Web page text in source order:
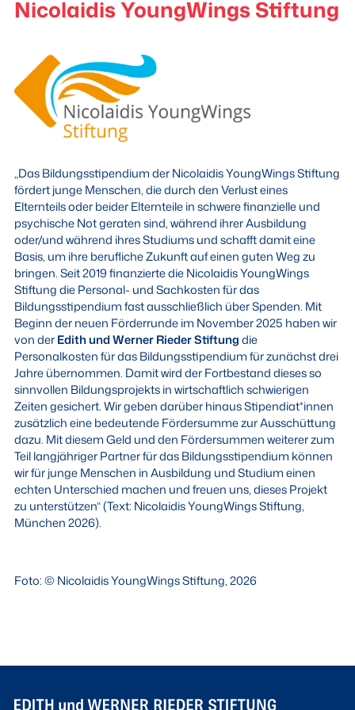
Nicolaidis YoungWings Stiftung
„Das Bildungsstipendium der Nicolaidis YoungWings Stiftung
fördert junge Menschen, die durch den Verlust eines
Elternteils oder beider Elternteile in schwere finanzielle und
psychische Not geraten sind, während ihrer Ausbildung
oder/und während ihres Studiums und schafft damit eine
Basis, um ihre berufliche Zukunft auf einen guten Weg zu
bringen. Seit 2019 finanzierte die Nicolaidis YoungWings
Stiftung die Personal- und Sachkosten für das
Bildungsstipendium fast ausschließlich über Spenden. Mit
Beginn der neuen Förderrunde im November 2025 haben wir
von derEdith und Werner Rieder Stiftungdie
Personalkosten für das Bildungsstipendium für zunächst drei
Jahre übernommen. Damit wird der Fortbestand dieses so
sinnvollen Bildungsprojekts in wirtschaftlich schwierigen
Zeiten gesichert. Wir geben darüber hinaus Stipendiat*innen
zusätzlich eine bedeutende Fördersumme zur Ausschüttung
dazu. Mit diesem Geld und den Fördersummen weiterer zum
Teil langjähriger Partner für das Bildungsstipendium können
wir für junge Menschen in Ausbildung und Studium einen
echten Unterschied machen und freuen uns, dieses Projekt
zu unterstützen“ (Text: Nicolaidis YoungWings Stiftung,
München 2026).
Foto: © Nicolaidis YoungWings Stiftung, 2026